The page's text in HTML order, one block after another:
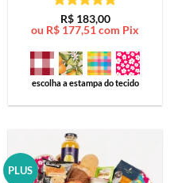
Avaliação5
de 5
R$183,00
ou R$ 177,51com Pix
escolha a estampa do tecido
PLUS